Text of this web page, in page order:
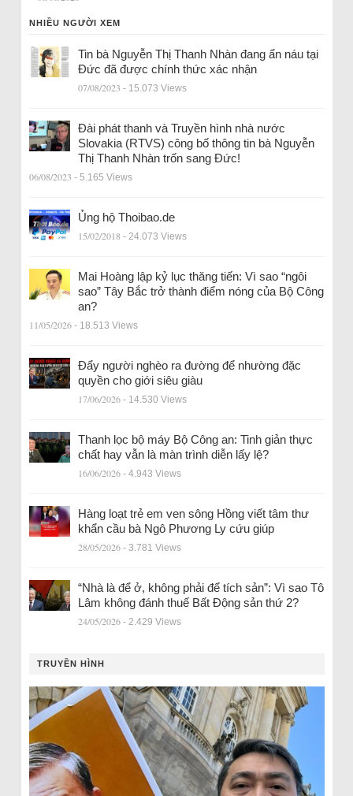
NHIỀU NGƯỜI XEM
Tin bà Nguyễn Thị Thanh Nhàn đang ẩn náu tại
Đức đã được chính thức xác nhận
07/08/2023 - 15.073 Views
Đài phát thanh và Truyền hình nhà nước
Slovakia (RTVS) công bố thông tin bà Nguyễn
Thị Thanh Nhàn trốn sang Đức!
06/08/2023 - 5.165 Views
Ủng hộ Thoibao.de
15/02/2018 - 24.073 Views
Mai Hoàng lập kỷ lục thăng tiến: Vì sao “ngôi
sao” Tây Bắc trở thành điểm nóng của Bộ Công
an?
11/05/2026 - 18.513 Views
Đẩy người nghèo ra đường để nhường đặc
quyền cho giới siêu giàu
17/06/2026 - 14.530 Views
Thanh lọc bộ máy Bộ Công an: Tinh giản thực
chất hay vẫn là màn trình diễn lấy lệ?
16/06/2026 - 4.943 Views
Hàng loạt trẻ em ven sông Hồng viết tâm thư
khẩn cầu bà Ngô Phương Ly cứu giúp
28/05/2026 - 3.781 Views
“Nhà là để ở, không phải để tích sản”: Vì sao Tô
Lâm không đánh thuế Bất Động sản thứ 2?
24/05/2026 - 2.429 Views
TRUYỀN HÌNH